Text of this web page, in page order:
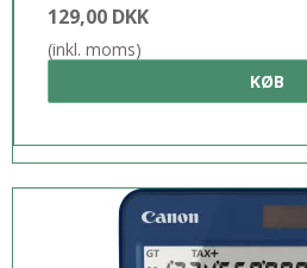
129,00 DKK
(inkl. moms)
KØB